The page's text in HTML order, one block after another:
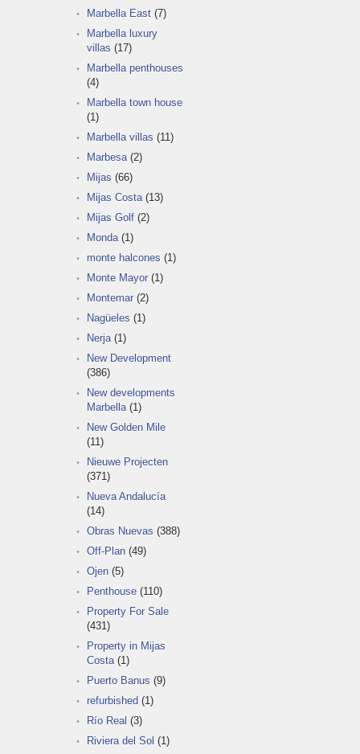
Marbella East (7)
Marbella luxury
villas (17)
Marbella penthouses
(4)
Marbella town house
(1)
Marbella villas (11)
Marbesa (2)
Mijas (66)
Mijas Costa (13)
Mijas Golf (2)
Monda (1)
monte halcones (1)
Monte Mayor (1)
Montemar (2)
Nagüeles (1)
Nerja (1)
New Development
(386)
New developments
Marbella (1)
New Golden Mile
(11)
Nieuwe Projecten
(371)
Nueva Andalucía
(14)
Obras Nuevas (388)
Off-Plan (49)
Ojen (5)
Penthouse (110)
Property For Sale
(431)
Property in Mijas
Costa (1)
Puerto Banus (9)
refurbished (1)
Río Real (3)
Riviera del Sol (1)